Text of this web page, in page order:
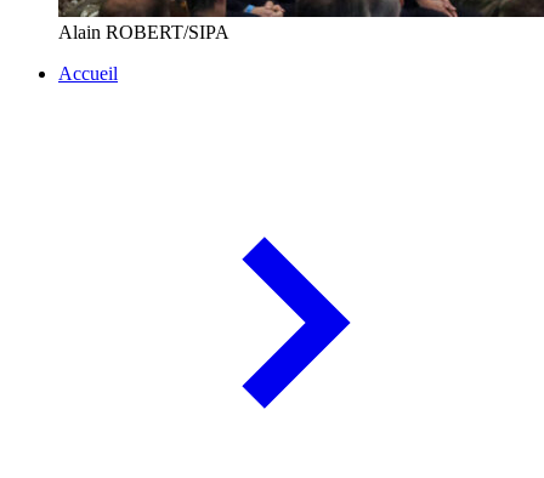
Alain ROBERT/SIPA
Accueil